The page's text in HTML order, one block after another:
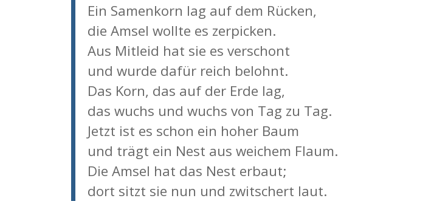
Ein Samenkorn lag auf dem Rücken,
die Amsel wollte es zerpicken.
Aus Mitleid hat sie es verschont
und wurde dafür reich belohnt.
Das Korn, das auf der Erde lag,
das wuchs und wuchs von Tag zu Tag.
Jetzt ist es schon ein hoher Baum
und trägt ein Nest aus weichem Flaum.
Die Amsel hat das Nest erbaut;
dort sitzt sie nun und zwitschert laut.